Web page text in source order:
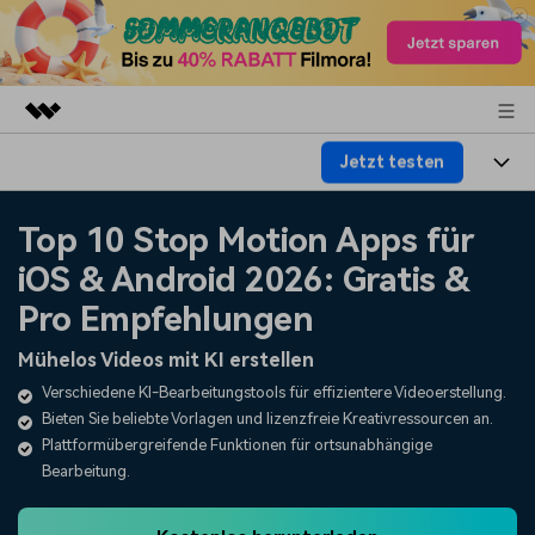
Dienstprogramme
Business
Überblick
Lösungen
Über uns
Shop
Support
Jetzt testen
Plattformen
Funktionen
Assets
KI
Video/Foto
Audio
Text
Soziale Medien
Marketing & Business
Ressourcen
Über 100 heiße Video-
Beherrschen Sie
Hilfe-Center
Top 10 Stop Motion Apps für
iOS & Android 2026: Gratis &
Pro Empfehlungen
Mühelos Videos mit KI erstellen
Verschiedene KI-Bearbeitungstools für effizientere Videoerstellung.
Bieten Sie beliebte Vorlagen und lizenzfreie Kreativressourcen an.
Plattformübergreifende Funktionen für ortsunabhängige
Bearbeitung.